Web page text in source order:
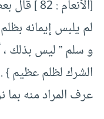
‏[‏الأنعام
لم يلبس إيمانه
و سلم ” ليس بذلك ،
الشرك لظلم عظيم }‏ .‏
عرف المراد منه بما